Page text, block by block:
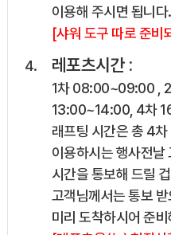
이용해 주시면 됩니
[샤워 도구 따로 준비
레포츠시간 :
1차 08:00~09:00 ,
13:00~14:00, 4차
래프팅 시간은 총 4
이용하시는 행사전날
시간을 통보해 드릴
고객님께서는 통보
미리 도착하시어 준